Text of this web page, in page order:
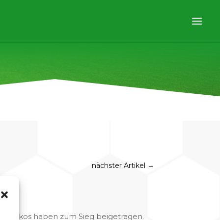
nächster Artikel →
Nikos haben zum Sieg beigetragen.